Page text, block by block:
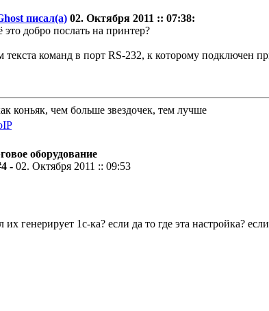
писал(а) 02. Октября 2011 :: 07:38:
это добро послать на принтер?
команд в порт RS-232, к которому подключен
коньяк, чем больше звездочек, тем лучше
оборудование
- 02. Октября 2011 :: 09:53
генерирует 1с-ка? если да то где эта настройка?